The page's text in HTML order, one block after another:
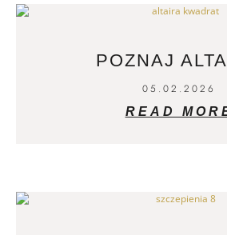
POZNAJ
05.02.2026
READ